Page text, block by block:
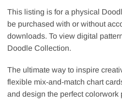
This listing is for a physical
be purchased with or without
downloads. To view digital
Doodle Collection.
The ultimate way to inspire
flexible mix-and-match chart
and design the perfect colorwork